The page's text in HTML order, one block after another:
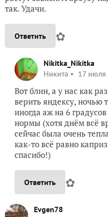
так. Удачи.
Ответить ✿
Nikitka_Nikitka
Никита
17 июля
Вот блин, а у нас как
верить яндексу, ночью
иногда аж на 6
нормы (хотя днём всё
сейчас была очень
как-то всё равно
спасибо!)
Ответить ✿
Evgen78